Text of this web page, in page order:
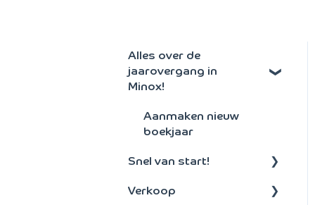
Alles over de
jaarovergang in
Minox!
Aanmaken nieuw
boekjaar
Snel van start!
Algemeen
Verkoop